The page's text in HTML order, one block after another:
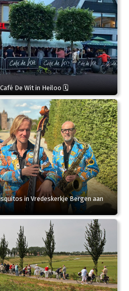
De Wit in Heiloo 🗓
in Vredeskerkje Bergen aan